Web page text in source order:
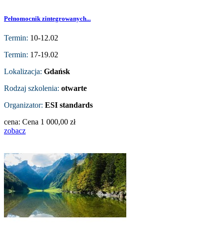
Pełnomocnik zintegrowanych...
Termin: 10-12.02
Termin: 17-19.02
Lokalizacja: Gdańsk
Rodzaj szkolenia: otwarte
Organizator: ESI standards
cena: Cena 1 000,00 zł
zobacz